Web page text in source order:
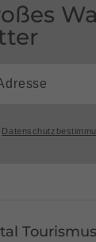
Tourismus